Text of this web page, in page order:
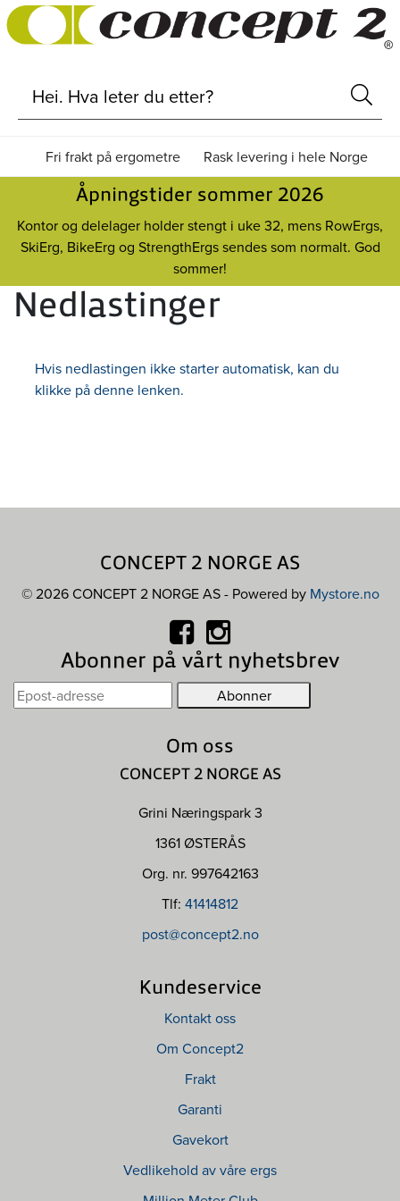
Fri frakt på ergometre Rask levering i hele Norge
Åpningstider sommer 2026
Kontor og delelager holder stengt i uke 32, mens RowErgs,
SkiErg, BikeErg og StrengthErgs sendes som normalt. God
sommer!
Nedlastinger
Hvis nedlastingen ikke starter automatisk, kan du
klikke på denne lenken.
CONCEPT 2 NORGE AS
© 2026 CONCEPT 2 NORGE AS - Powered by Mystore.no
Abonner på vårt nyhetsbrev
Om oss
CONCEPT 2 NORGE AS
Grini Næringspark 3
1361 ØSTERÅS
Org. nr. 997642163
Tlf: 41414812
post@concept2.no
Kundeservice
Kontakt oss
Om Concept2
Frakt
Garanti
Gavekort
Vedlikehold av våre ergs